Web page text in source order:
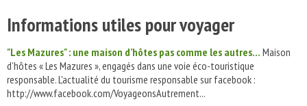
Informations utiles pour voyager
"Les Mazures" : une maison d’hôtes pas comme les autres… Maison
d’hôtes « Les Mazures », engagés dans une voie éco-touristique
responsable. L'actualité du tourisme responsable sur facebook :
http://www.facebook.com/VoyageonsAutrement...